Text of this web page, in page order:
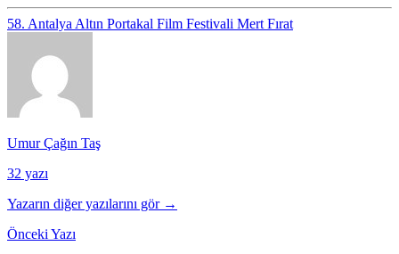
58. Antalya Altın Portakal Film Festivali Mert Fırat
Umur Çağın Taş
32 yazı
Yazarın diğer yazılarını gör →
Önceki Yazı